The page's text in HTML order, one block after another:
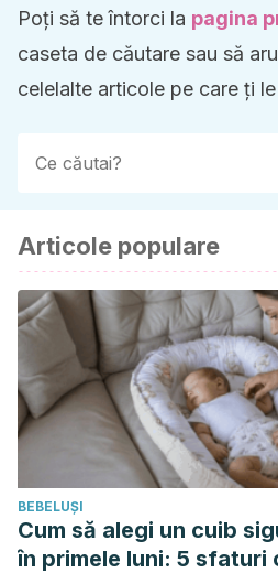
Poți să te întorci la pagina
caseta de căutare sau să
celelalte articole pe care ți
Articole populare
BEBELUȘI
Cum să alegi un cuib
în primele luni: 5 sfaturi